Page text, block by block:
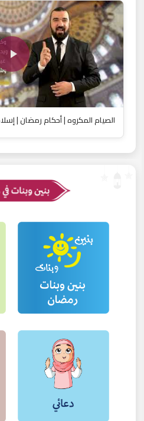
الصيام المكروه | أحكام رمضان |